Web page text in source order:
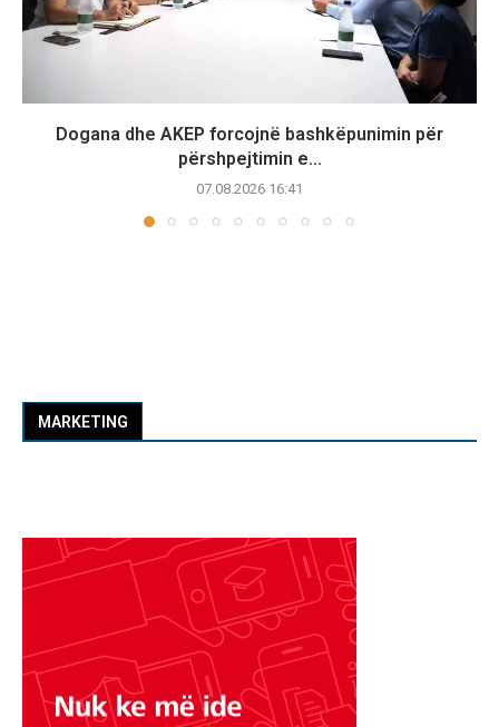
Dogana dhe AKEP forcojnë bashkëpunimin për
përshpejtimin e...
07.08.2026 16:41
MARKETING